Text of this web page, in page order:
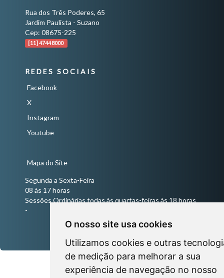
O nosso site usa cookies
Utilizamos cookies e outras
de medição para melhorar a sua
experiência de navegação no nosso
Rua dos Três Poderes, 65
Jardim Paulista - Suzano
Cep: 08675-225
[11] 4744 8000
REDES SOCIAIS
Facebook
X
Instagram
Youtube
Mapa do Site
Segunda a Sexta-Feira
08 às 17 horas
Sessões Ordinárias todas às quartas-feiras às 18 horas
-